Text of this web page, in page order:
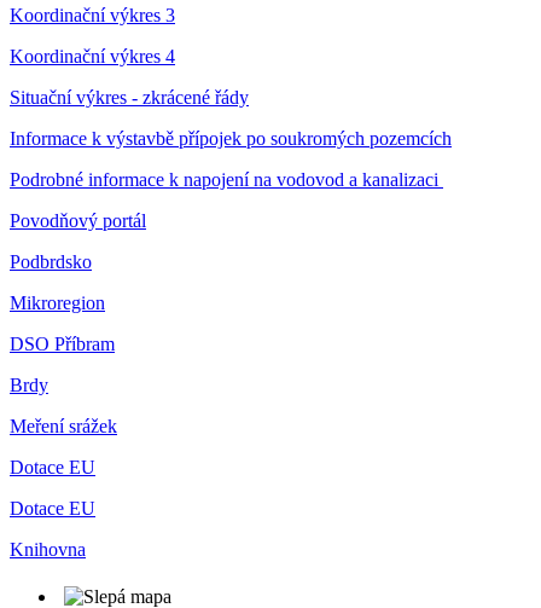
Koordinační výkres 3
Koordinační výkres 4
Situační výkres - zkrácené řády
Informace k výstavbě přípojek po soukromých pozemcích
Podrobné informace k napojení na vodovod a kanalizaci
Povodňový portál
Podbrdsko
Mikroregion
DSO Příbram
Brdy
Meření srážek
Dotace EU
Dotace EU
Knihovna